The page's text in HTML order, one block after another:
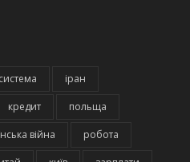
іран
кредит польща
війна робота